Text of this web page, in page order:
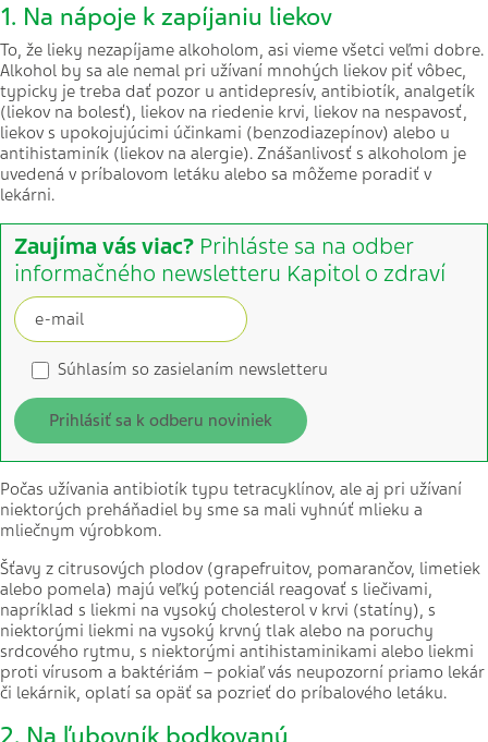
1. Na nápoje k zapíjaniu liekov
To, že lieky nezapíjame alkoholom, asi vieme všetci veľmi dobre.
Alkohol by sa ale nemal pri užívaní mnohých liekov piť vôbec,
typicky je treba dať pozor u antidepresív, antibiotík, analgetík
(liekov na bolesť), liekov na riedenie krvi, liekov na nespavosť,
liekov s upokojujúcimi účinkami (benzodiazepínov) alebo u
antihistaminík (liekov na alergie). Znášanlivosť s alkoholom je
uvedená v príbalovom letáku alebo sa môžeme poradiť v
lekárni.
Zaujíma vás viac? Prihláste sa na odber
informačného newsletteru Kapitol o zdraví
Súhlasím so zasielaním newsletteru
Prihlásiť sa k odberu noviniek
Počas užívania antibiotík typu tetracyklínov, ale aj pri užívaní
niektorých preháňadiel by sme sa mali vyhnúť mlieku a
mliečnym výrobkom.
Šťavy z citrusových plodov (grapefruitov, pomarančov, limetiek
alebo pomela) majú veľký potenciál reagovať s liečivami,
napríklad s liekmi na vysoký cholesterol v krvi (statíny), s
niektorými liekmi na vysoký krvný tlak alebo na poruchy
srdcového rytmu, s niektorými antihistaminikami alebo liekmi
proti vírusom a baktériám – pokiaľ vás neupozorní priamo lekár
či lekárnik, oplatí sa opäť sa pozrieť do príbalového letáku.